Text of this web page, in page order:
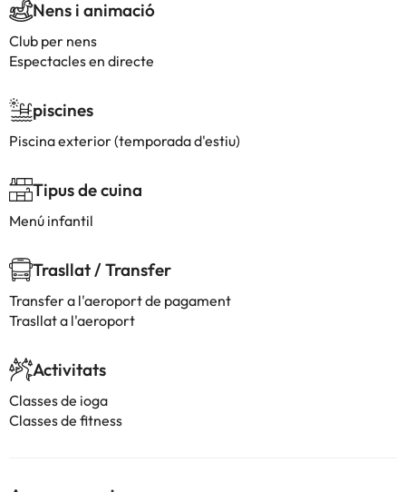
Nens i animació
Club per nens
Espectacles en directe
piscines
Piscina exterior (temporada d'estiu)
Tipus de cuina
Menú infantil
Trasllat / Transfer
Transfer a l'aeroport de pagament
Trasllat a l'aeroport
Activitats
Classes de ioga
Classes de fitness